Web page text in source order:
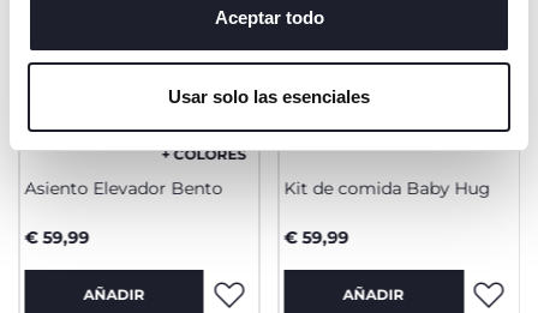
algunas cookies, haga clic en "mostrar detalles". Al
cerrar este banner, usted consiente en utilizar
servicio solicitado.
Aceptar todo
Usar solo las esenciales
+ COLORES
Asiento Elevador Bento
€ 59,99
AÑADIR
Kit de comida Baby Hug
€ 59,99
AÑADIR